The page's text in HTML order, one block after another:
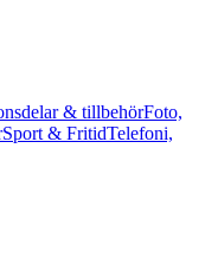
& tillbehörFoto,
Sport & FritidTelefoni,